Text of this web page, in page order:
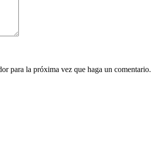
para la próxima vez que haga un comentario.